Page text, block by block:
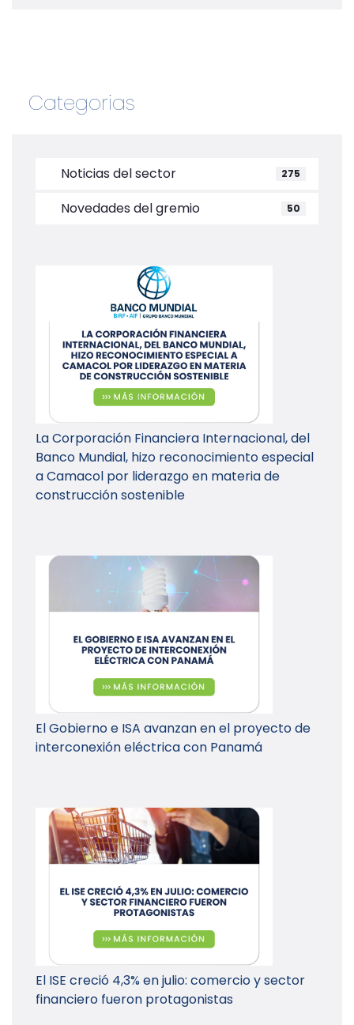
Categorias
Noticias del sector 275
Novedades del gremio 50
La Corporación Financiera Internacional, del
Banco Mundial, hizo reconocimiento especial
a Camacol por liderazgo en materia de
construcción sostenible
El Gobierno e ISA avanzan en el proyecto de
interconexión eléctrica con Panamá
El ISE creció 4,3% en julio: comercio y sector
financiero fueron protagonistas